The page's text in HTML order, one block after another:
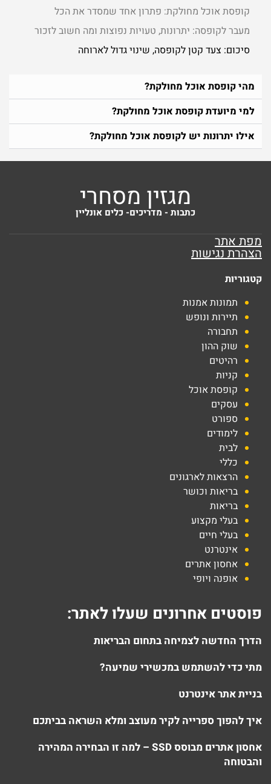
קופסת אוכל מחולקת: פתרון אחד שמסדר את הכל
מעבר לקופסה: יתרונות, טעויות נפוצות ומה חשוב לזכור
סיכום: צעד קטן לקופסה, שינוי גדול לארוחה
מהי קופסת אוכל מחולקת?
למי מיועדת קופסת אוכל מחולקת?
אילו יתרונות יש לקופסת אוכל מחולקת?
מגזין מסחרי
כתבות - מדריכים- כלים אונליין
מפת אתר
הצהרת נגישות
קטגוריות
תמונות אמנות
תיירות ונופש
תחבורה
שוק ההון
רהיטים
קניות
קופסת אוכל
עסקים
ספורט
לימודים
לבית
כללי
הרצאות לארגונים
בריאות וכושר
בריאות
בעלי מקצוע
בעלי חיים
אינטרנט
אחסון אתרים
אופנה ויופי
פוסטים אחרונים שעלו לאתר:
הדרך החדשה לצמיחה בתחום הבריאות
מתי כדי להשתמש במכשירי שמיעה?
בניית אתר אינטרנט
איך להפוך ספרייה לקיר מעוצב ומלא השראה בביתכם
אחסון אתרים מבוסס SSD – למה זו הבחירה המהירה
והבטוחה